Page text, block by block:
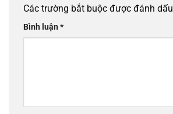
Các trường bắt buộc được đánh dấu
Bình luận*